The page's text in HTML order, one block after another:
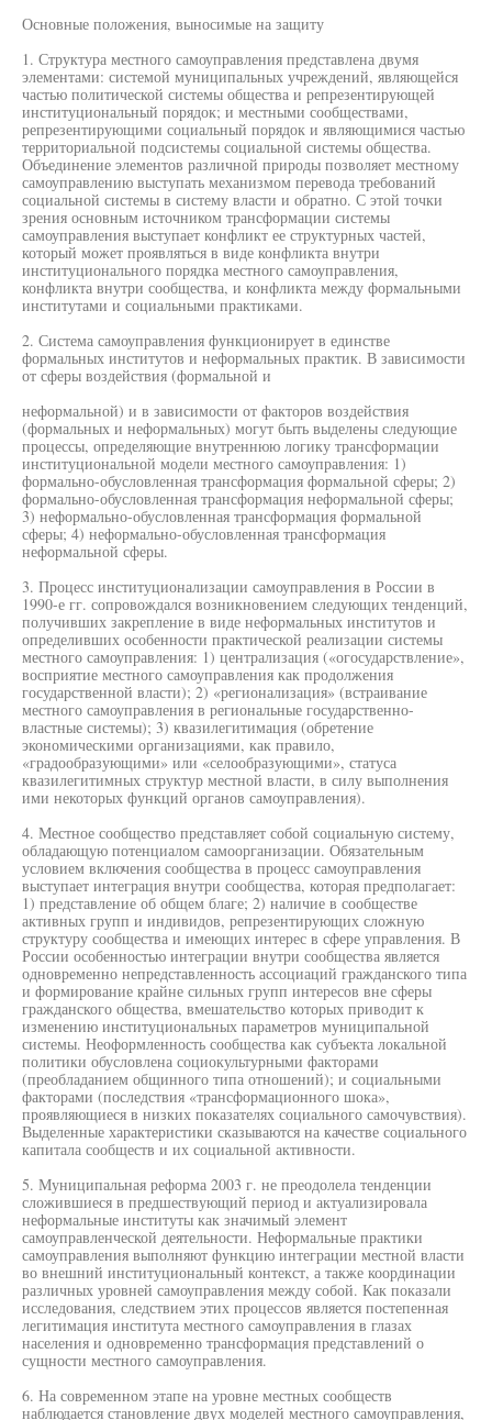
Основные положения, выносимые на защиту
1. Структура местного самоуправления представлена двумя
элементами: системой муниципальных учреждений, являющейся
частью политической системы общества и репрезентирующей
институциональный порядок; и местными сообществами,
репрезентирующими социальный порядок и являющимися частью
территориальной подсистемы социальной системы общества.
Объединение элементов различной природы позволяет местному
самоуправлению выступать механизмом перевода требований
социальной системы в систему власти и обратно. С этой точки
зрения основным источником трансформации системы
самоуправления выступает конфликт ее структурных частей,
который может проявляться в виде конфликта внутри
институционального порядка местного самоуправления,
конфликта внутри сообщества, и конфликта между формальными
институтами и социальными практиками.
2. Система самоуправления функционирует в единстве
формальных институтов и неформальных практик. В зависимости
от сферы воздействия (формальной и
неформальной) и в зависимости от факторов воздействия
(формальных и неформальных) могут быть выделены следующие
процессы, определяющие внутреннюю логику трансформации
институциональной модели местного самоуправления: 1)
формально-обусловленная трансформация формальной сферы; 2)
формально-обусловленная трансформация неформальной сферы;
3) неформально-обусловленная трансформация формальной
сферы; 4) неформально-обусловленная трансформация
неформальной сферы.
3. Процесс институционализации самоуправления в России в
1990-е гг. сопровождался возникновением следующих тенденций,
получивших закрепление в виде неформальных институтов и
определивших особенности практической реализации системы
местного самоуправления: 1) централизация («огосударствление»,
восприятие местного самоуправления как продолжения
государственной власти); 2) «регионализация» (встраивание
местного самоуправления в региональные государственно-
властные системы); 3) квазилегитимация (обретение
экономическими организациями, как правило,
«градообразующими» или «селообразующими», статуса
квазилегитимных структур местной власти, в силу выполнения
ими некоторых функций органов самоуправления).
4. Местное сообщество представляет собой социальную систему,
обладающую потенциалом самоорганизации. Обязательным
условием включения сообщества в процесс самоуправления
выступает интеграция внутри сообщества, которая предполагает:
1) представление об общем благе; 2) наличие в сообществе
активных групп и индивидов, репрезентирующих сложную
структуру сообщества и имеющих интерес в сфере управления. В
России особенностью интеграции внутри сообщества является
одновременно непредставленность ассоциаций гражданского типа
и формирование крайне сильных групп интересов вне сферы
гражданского общества, вмешательство которых приводит к
изменению институциональных параметров муниципальной
системы. Неоформленность сообщества как субъекта локальной
политики обусловлена социокультурными факторами
(преобладанием общинного типа отношений); и социальными
факторами (последствия «трансформационного шока»,
проявляющиеся в низких показателях социального самочувствия).
Выделенные характеристики сказываются на качестве социального
капитала сообществ и их социальной активности.
5. Муниципальная реформа 2003 г. не преодолела тенденции
сложившиеся в предшествующий период и актуализировала
неформальные институты как значимый элемент
самоуправленческой деятельности. Неформальные практики
самоуправления выполняют функцию интеграции местной власти
во внешний институциональный контекст, а также координации
различных уровней самоуправления между собой. Как показали
исследования, следствием этих процессов является постепенная
легитимация института местного самоуправления в глазах
населения и одновременно трансформация представлений о
сущности местного самоуправления.
6. На современном этапе на уровне местных сообществ
наблюдается становление двух моделей местного самоуправления,